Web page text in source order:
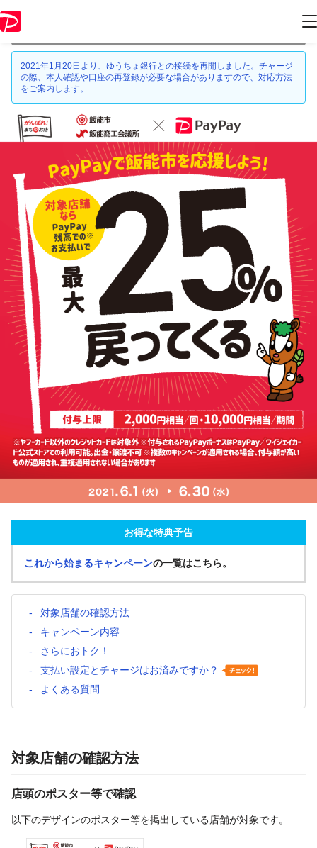
情報はキャンペーン終了時点のものになります。
2021年1月20日より、ゆうちょ銀行との接続を再開しました。チャージ
の際、本人確認や口座の再登録が必要な場合がありますので、対応方法
をご案内します。
お得な特典予告
これから始まるキャンペーンの一覧はこちら。
対象店舗の確認方法
キャンペーン内容
さらにおトク！
支払い設定とチャージはお済みですか？
よくある質問
対象店舗の確認方法
店頭のポスター等で確認
以下のデザインのポスター等を掲出している店舗が対象です。